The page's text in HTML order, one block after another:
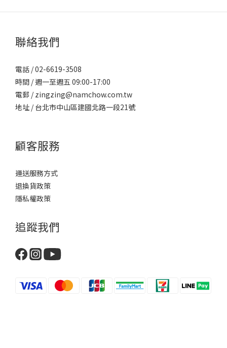
聯絡我們
電話 / 02-6619-3508
時間 / 週一至週五 09:00-17:00
電郵 / zingzing@namchow.com.tw
地址 /台北市中山區建國北路一段21號
顧客服務
運送服務方式
退換貨政策
隱私權政策
追蹤我們